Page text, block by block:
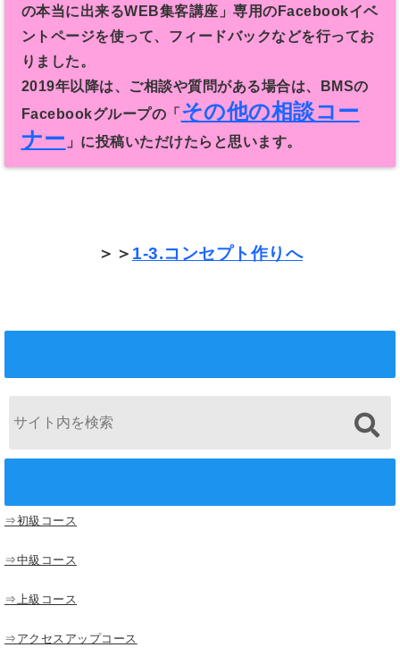
の本当に出来るWEB集客講座」専用のFacebookイベ
ントページを使って、フィードバックなどを行ってお
りました。
2019年以降は、ご相談や質問がある場合は、BMSの
Facebookグループの「 その他の相談コー
ナー 」に投稿いただけたらと思います。
＞＞ 1-3.コンセプト作りへ
⇒初級コース
⇒中級コース
⇒上級コース
⇒アクセスアップコース